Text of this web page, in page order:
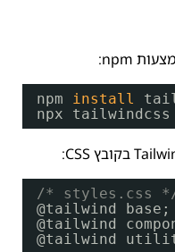
npm install
npx
/* styles.css
@tailwind base;
@tailwind
@tailwind